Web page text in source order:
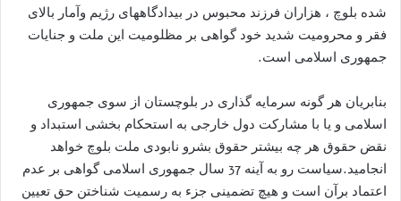
شده بلوچ ، هزاران فرزند محبوس در بیدادگاههای رژیم وآمار بالای
فقر و محرومیت شدید خود گواهی بر مظلومیت این ملت و جنایات
جمهوری اسلامی است.
بنابریان هر گونه سرمایه گذاری در بلوچستان از سوی جمهوری
اسلامی و یا با مشارکت دول خارجی به استحکام بخشی استبداد و
نقض حقوق هر چه بیشتر حقوق بشرو نابودی ملت بلوچ خواهد
انجامید.سیاست رو به آینه 37 سال جمهوری اسلامی گواهی بر عدم
اعتماد برآن است و هیچ تضمینی جزء به رسمیت شناختن حق تعیین